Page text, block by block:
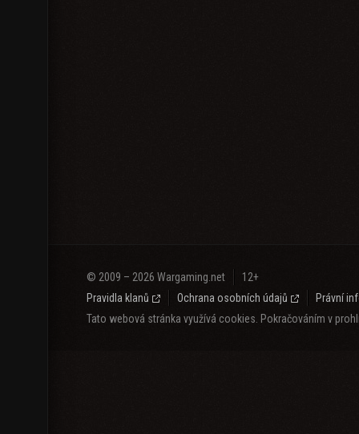
© 2009 – 2026 Wargaming.net
12+
Pravidla klanů
Ochrana osobních údajů
Právní
Tato webová stránka využívá cookies. Pokračováním v